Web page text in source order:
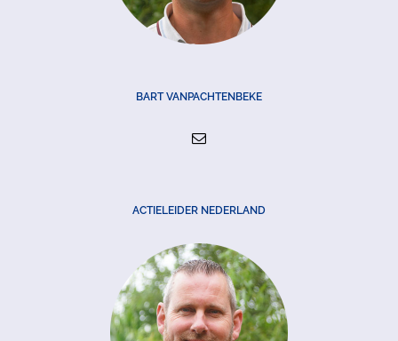
BART VANPACHTENBEKE
ACTIELEIDER NEDERLAND